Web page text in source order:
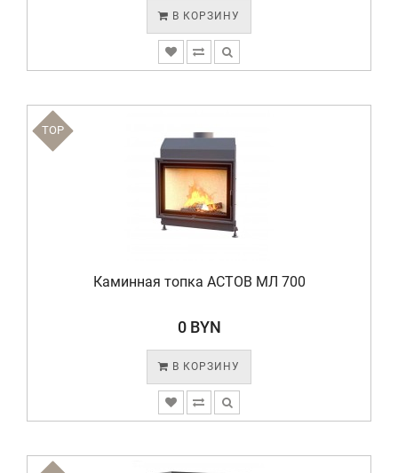
В КОРЗИНУ
TOP
Каминная топка АСТОВ МЛ 700
0 BYN
В КОРЗИНУ